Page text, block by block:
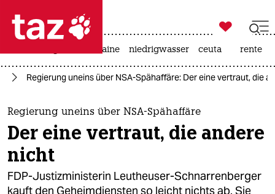
 taz zahl ich
taz zahl ich
themen
politik
öko

taz zahl ich
krieg in der ukraine niedrigwasser ceuta rente
Regierung uneins über NSA-Spähaffäre: Der eine vertraut, die
Regierung uneins über NSA-Spähaffäre
Der eine vertraut, die andere
nicht
FDP-Justizministerin Leutheuser-Schnarrenberger
kauft den Geheimdiensten so leicht nichts ab. Sie